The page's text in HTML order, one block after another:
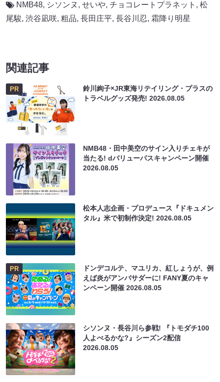
NMB48, シソンヌ , せいや, チョコレートプラネット , 松
尾駿, 渋谷凪咲, 粗品, 長田庄平, 長谷川忍, 霜降り明星
関連記事
PR
鈴川絢子×JR東海リテイリング・プラスの
トラベルグッズ発売!2026.08.05
NMB48・田中美空のサイン入りチェキが
当たる! dバリューパスキャンペーン開催
2026.08.05
松本人志企画・プロデュース『ドキュメン
タル』米で初制作決定!2026.08.05
PR
ドンデコルテ、マユリカ、紅しょうが、例
えば炎がアンバサダーに! FANY夏のキャ
ンペーン開催2026.08.05
シソンヌ・長谷川ら参戦! 『トモダチ100
人よべるかな?』シーズン2配信
2026.08.05